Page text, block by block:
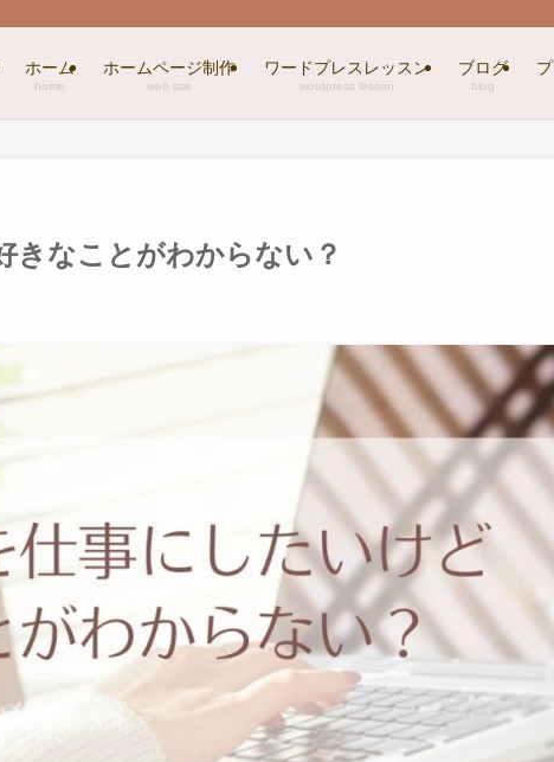
ホーム
home
ホームページ制作
web site
ワードプレスレッスン
wordpress lesson
ブログ
blog
きなことがわからない？